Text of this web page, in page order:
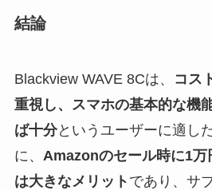
結論
Blackview WAVE 8Cは、
コス
重視し、スマホの基本的な機
ば十分というユーザーに適し
に、 Amazonのセール時に1万
は大きなメリット であり、サ